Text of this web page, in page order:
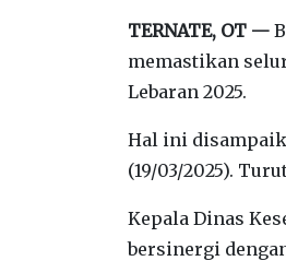
TERNATE, OT —
memastikan
Lebaran 2025.
Hal ini
(19/03/2025).
Kepala Dinas
bersinergi